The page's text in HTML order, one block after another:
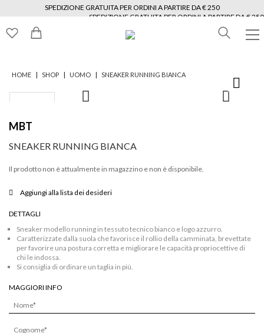
SPEDIZIONE GRATUITA PER ORDINI A PARTIRE DA € 250
SPEDIZIONE GRATUITA PER ORDINI A PARTIRE DA € 250
SPEDIZIONE GRATUITA PER ORDINI A PARTIRE DA € 250
SPEDIZIONE GRATUITA PER ORDINI A PARTIRE DA € 250
HOME | SHOP | UOMO | SNEAKER RUNNING BIANCA
MBT
SNEAKER RUNNING BIANCA
Il prodotto non è attualmente in magazzino e non è disponibile.
Aggiungi alla lista dei desideri
DETTAGLI
Sneaker modello running in tessuto tecnico bianco e logo azzurro.
Caratterizzate dalla suola che favorisce il rollio della camminata, brevettate
per favorire una postura corretta e migliorare le capacità propriocettive di
chi le indossa.
Si consiglia di ordinare un taglia in più.
MAGGIORI INFO